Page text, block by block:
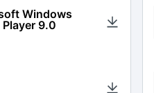
Windows
Player 9.0